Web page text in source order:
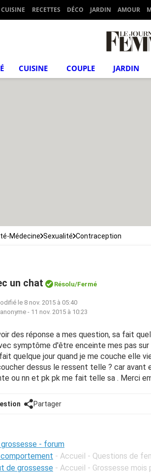
CUISINE RECETTES DÉCO JARDIN AMOUR
CUISINE COUPLE JARDIN
Médecine Sexualité Contraception
un chat Résolu/Fermé
le 8 nov. 2015 à 05:40
- 11 nov. 2015 à 10:23
des réponse a mes question, sa fait
symptôme d'être enceinte mes pas
quelque jour quand je me couche elle
dessus le ressent telle ? car avant
ou nn et pk pk me fait telle sa . Merci
Partager
- forum
- Accueil - Questions de
de grossesse - Accueil - Grossesse mois